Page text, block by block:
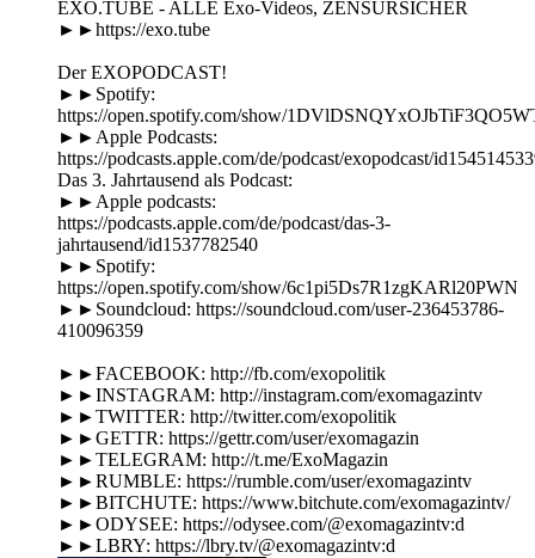
EXO.TUBE - ALLE Exo-Videos, ZENSURSICHER
►►https://exo.tube
Der EXOPODCAST!
►►Spotify:
https://open.spotify.com/show/
►►Apple Podcasts:
https://podcasts.apple.com/de/podcast/exopodcast/
Das 3. Jahrtausend als Podcast:
►►Apple podcasts:
https://podcasts.apple.com/de/podcast/das-3-
jahrtausend/id1537782540
►►Spotify:
https://open.spotify.com/show/6c1pi5Ds7R1zgKARl20PWN
►►Soundcloud: https://soundcloud.com/user-236453786-
410096359
►►FACEBOOK: http://fb.com/exopolitik
►►INSTAGRAM: http://instagram.com/exomagazintv
►►TWITTER: http://twitter.com/exopolitik
►►GETTR: https://gettr.com/user/exomagazin
►►TELEGRAM: http://t.me/ExoMagazin
►►RUMBLE: https://rumble.com/user/exomagazintv
►►BITCHUTE: https://www.bitchute.com/exomagazintv/
►►ODYSEE: https://odysee.com/@exomagazintv:d
►►LBRY: https://lbry.tv/@exomagazintv:d